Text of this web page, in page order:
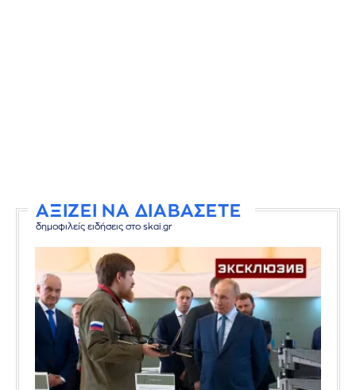
ΑΞΙΖΕΙ ΝΑ ΔΙΑΒΑΣΕΤΕ
δημοφιλείς ειδήσεις στο skai.gr